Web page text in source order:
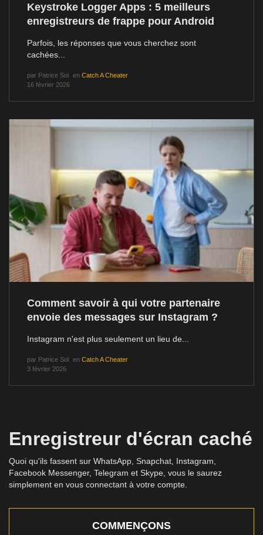
Keystroke Logger Apps : 5 meilleurs
enregistreurs de frappe pour Android
Parfois, les réponses que vous cherchez sont
cachées...
par Patrice Sol en Catch A Cheater
16 février 2026
Comment savoir à qui votre partenaire
envoie des messages sur Instagram ?
Instagram n'est plus seulement un lieu de...
par Patrice Sol en Catch A Cheater
3 février 2026
Enregistreur d'écran caché
Quoi qu'ils fassent sur WhatsApp, Snapchat, Instagram,
Facebook Messenger, Telegram et Skype, vous le saurez
simplement en vous connectant à votre compte.
COMMENÇONS